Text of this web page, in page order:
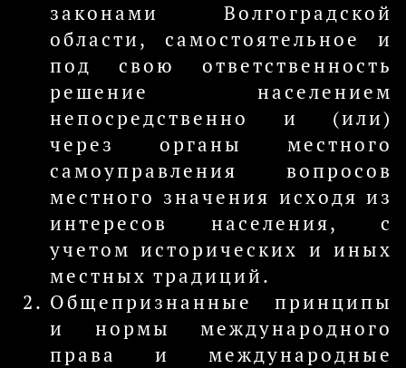
законами Волгоградской
области, самостоятельное и
под свою ответственность
решение населением
непосредственно и (или)
через органы местного
самоуправления вопросов
местного значения исходя из
интересов населения, с
учетом исторических и иных
местных традиций.
Общепризнанные принципы
и нормы международного
права и международные